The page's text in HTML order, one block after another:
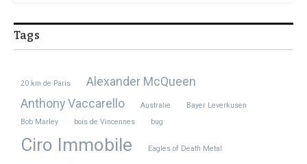
Tags
20 km de Paris
Alexander McQueen
Anthony Vaccarello
Australie
Bayer Leverkusen
Bob Marley
bois de Vincennes bug
Ciro Immobile Eagles of Death Metal